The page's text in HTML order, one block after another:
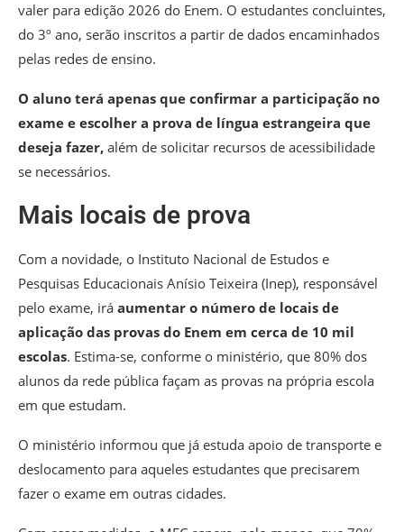
valer para edição 2026 do Enem. O estudantes concluintes,
do 3º ano, serão inscritos a partir de dados encaminhados
pelas redes de ensino.
O aluno terá apenas que confirmar a participação no
exame e escolher a prova de língua estrangeira que
deseja fazer, além de solicitar recursos de acessibilidade
se necessários.
Mais locais de prova
Com a novidade, o Instituto Nacional de Estudos e
Pesquisas Educacionais Anísio Teixeira (Inep), responsável
pelo exame, irá aumentar o número de locais de
aplicação das provas do Enem em cerca de 10 mil
escolas. Estima-se, conforme o ministério, que 80% dos
alunos da rede pública façam as provas na própria escola
em que estudam.
O ministério informou que já estuda apoio de transporte e
deslocamento para aqueles estudantes que precisarem
fazer o exame em outras cidades.